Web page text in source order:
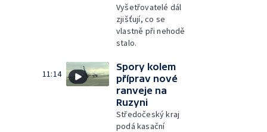
Vyšetřovatelé dál
zjišťují, co se
vlastně při nehodě
stalo.
11:14
Spory kolem
příprav nové
ranveje na
Ruzyni
Středočeský kraj
podá kasační